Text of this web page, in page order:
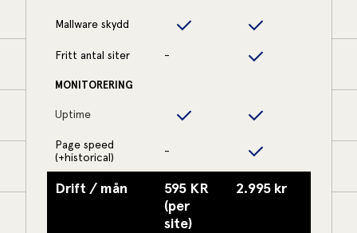
Mallware skydd
Fritt antal siter -
MONITORERING
Uptime
Page speed
(+historical)
-
Drift / mån
595 KR
(per
site)
2.995 kr